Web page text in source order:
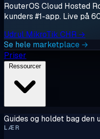
RouterOS Cloud Hosted
kunders #1-app. Live på
Udrul MikroTik CHR →
Se hele marketplace →
Priser
Ressourcer
Guides og holdet bag den
LÆR